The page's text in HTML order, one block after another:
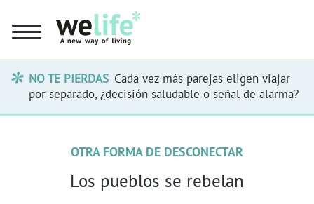
NO TE PIERDAS Cada vez más parejas eligen viajar
por separado, ¿decisión saludable o señal de alarma?
OTRA FORMA DE DESCONECTAR
Los pueblos se rebelan